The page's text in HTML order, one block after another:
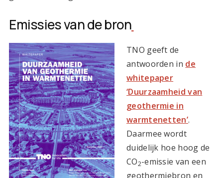
Emissies van de bron
TNO geeft de
antwoorden in de
whitepaper
‘Duurzaamheid van
geothermie in
warmtenetten’.
Daarmee wordt
duidelijk hoe hoog de
CO2-emissie van een
geothermiebron en